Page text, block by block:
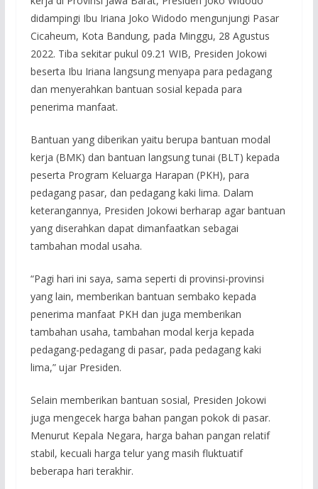
didampingi Ibu Iriana Joko Widodo mengunjungi Pasar
Cicaheum, Kota Bandung, pada Minggu, 28 Agustus
2022. Tiba sekitar pukul 09.21 WIB, Presiden Jokowi
beserta Ibu Iriana langsung menyapa para pedagang
dan menyerahkan bantuan sosial kepada para
penerima manfaat.
Bantuan yang diberikan yaitu berupa bantuan modal
kerja (BMK) dan bantuan langsung tunai (BLT) kepada
peserta Program Keluarga Harapan (PKH), para
pedagang pasar, dan pedagang kaki lima. Dalam
keterangannya, Presiden Jokowi berharap agar bantuan
yang diserahkan dapat dimanfaatkan sebagai
tambahan modal usaha.
“Pagi hari ini saya, sama seperti di provinsi-provinsi
yang lain, memberikan bantuan sembako kepada
penerima manfaat PKH dan juga memberikan
tambahan usaha, tambahan modal kerja kepada
pedagang-pedagang di pasar, pada pedagang kaki
lima,” ujar Presiden.
Selain memberikan bantuan sosial, Presiden Jokowi
juga mengecek harga bahan pangan pokok di pasar.
Menurut Kepala Negara, harga bahan pangan relatif
stabil, kecuali harga telur yang masih fluktuatif
beberapa hari terakhir.